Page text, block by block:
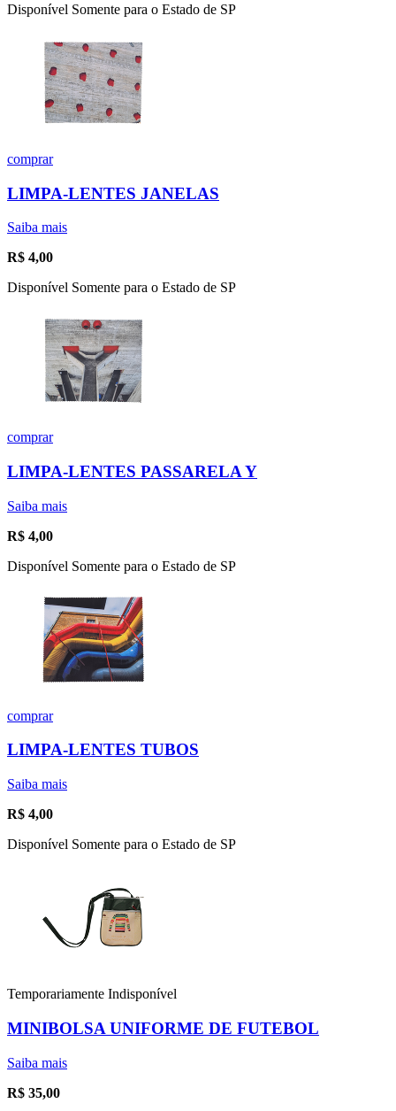
Disponível Somente para o Estado de SP
comprar
LIMPA-LENTES JANELAS
Saiba mais
R$ 4,00
Disponível Somente para o Estado de SP
comprar
LIMPA-LENTES PASSARELA Y
Saiba mais
R$ 4,00
Disponível Somente para o Estado de SP
comprar
LIMPA-LENTES TUBOS
Saiba mais
R$ 4,00
Disponível Somente para o Estado de SP
Temporariamente Indisponível
MINIBOLSA UNIFORME DE FUTEBOL
Saiba mais
R$ 35,00